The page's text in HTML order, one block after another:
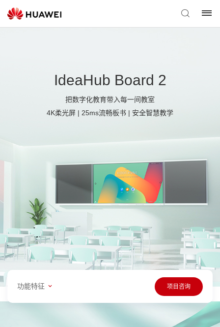
IdeaHub Board 2
把数字化教育带入每一间教室
4K柔光屏 | 25ms流畅板书 | 安全智慧教学
功能特征 项目咨询